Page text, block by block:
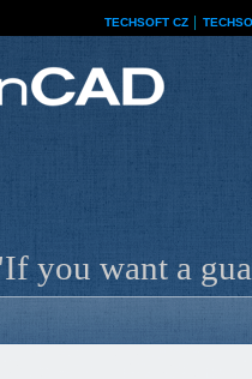
TECHSOFT CZ
you want a